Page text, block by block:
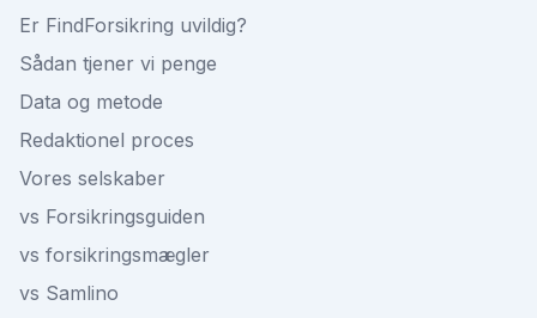
Er FindForsikring uvildig?
Sådan tjener vi penge
Data og metode
Redaktionel proces
Vores selskaber
vs Forsikringsguiden
vs forsikringsmægler
vs Samlino